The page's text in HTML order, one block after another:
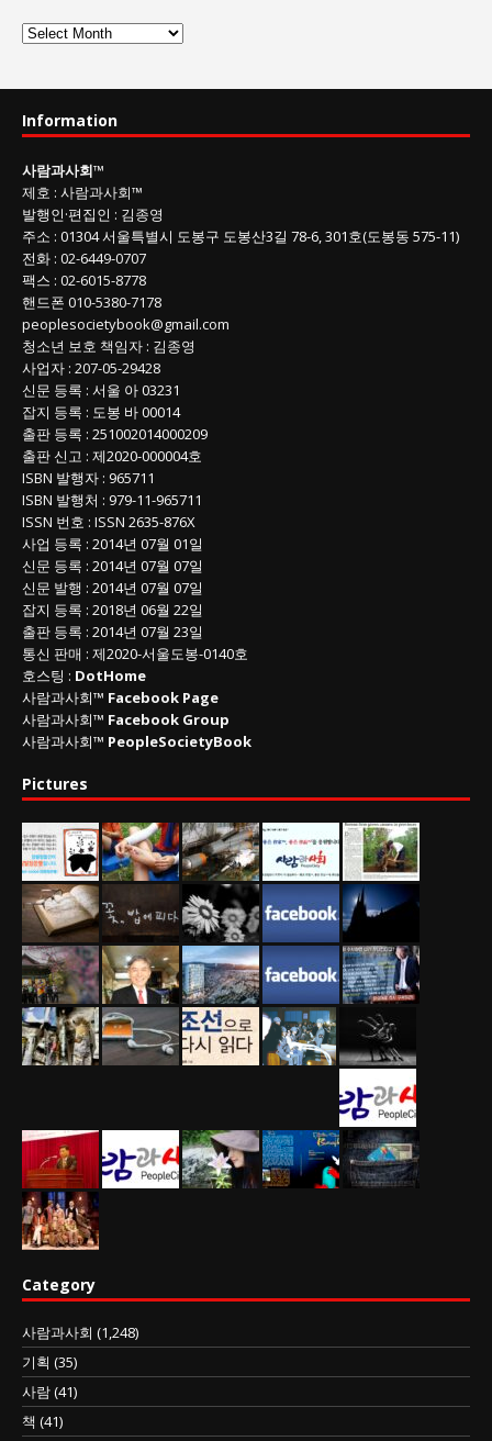
사
회
목
록
Information
사람과사회™
제호 : 사람과사회™
발행인·편집인 : 김종영
주소 : 01304서울특별시 도봉구 도봉산3길 78-6, 301호(도봉동 575-11)
전화 : 02-6449-0707
팩스 : 02-6015-8778
핸드폰 010-5380-7178
peoplesocietybook@gmail.com
청소년 보호 책임자 : 김종영
사업자 : 207-05-29428
신문 등록 : 서울 아 03231
잡지 등록 : 도봉 바 00014
출판 등록 : 251002014000209
출판 신고 : 제2020-000004호
ISBN 발행자 : 965711
ISBN 발행처 : 979-11-965711
ISSN 번호 : ISSN 2635-876X
사업 등록 : 2014년 07월 01일
신문 등록 : 2014년 07월 07일
신문 발행 : 2014년 07월 07일
잡지 등록 : 2018년 06월 22일
출판 등록 : 2014년 07월 23일
통신 판매 : 제2020-서울도봉-0140호
호스팅 : DotHome
사람과사회™ Facebook Page
사람과사회™ Facebook Group
사람과사회™ PeopleSocietyBook
Pictures
Category
사람과사회 (1,248)
기획 (35)
사람(41)
책 (41)